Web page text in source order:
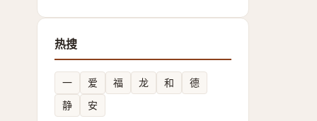
热搜
一 爱 福 龙 和
德
静
安